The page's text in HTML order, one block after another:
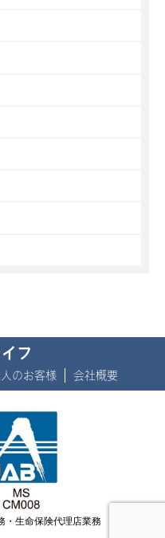
フ
のお客様 会社概要
・生命保険代理店業務